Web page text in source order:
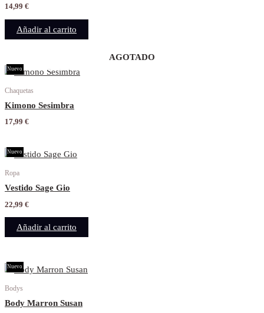
14,99 €
Añadir al carrito
Nuevo
AGOTADO
Chaquetas
Kimono Sesimbra
17,99 €
Nuevo
Ropa
Vestido Sage Gio
22,99 €
Añadir al carrito
Nuevo
Bodys
Body Marron Susan